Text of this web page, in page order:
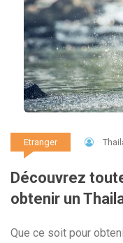
Etranger
Découvrez
obtenir un
Que ce soit pour